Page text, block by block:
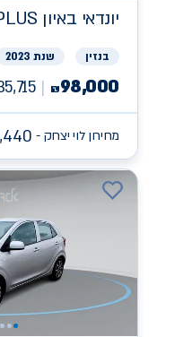
יונדאי PRIME PLUS באיון
בנזין שנת 2023
₪98,000
מחירון לוי יצחק -